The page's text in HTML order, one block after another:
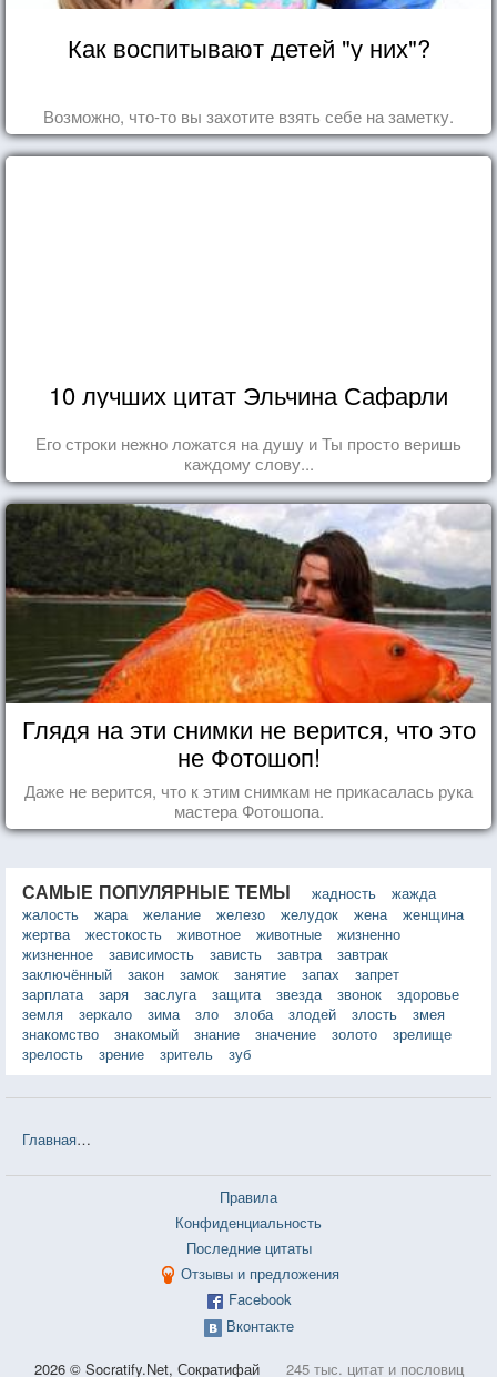
Как воспитывают детей "у них"?
Возможно, что-то вы захотите взять себе на заметку.
10 лучших цитат Эльчина Сафарли
Его строки нежно ложатся на душу и Ты просто веришь
каждому слову...
Глядя на эти снимки не верится, что это
не Фотошоп!
Даже не верится, что к этим снимкам не прикасалась рука
мастера Фотошопа.
САМЫЕ ПОПУЛЯРНЫЕ ТЕМЫ жадность
жажда
жалость
жара желание железо желудок жена
женщина
жертва
жестокость животное животные
жизненно
жизненное
зависимость зависть завтра
завтрак
заключённый
закон замок занятие запах
запрет
зарплата
заря заслуга защита звезда звонок
здоровье
земля
зеркало зима зло злоба злодей злость
змея
знакомство
знакомый знание значение золото
зрелище
зрелость
зрение зритель зуб
Главная
Правила
Конфиденциальность
Последние цитаты
Отзывы и предложения
Facebook
Вконтакте
2026 © Socratify.Net, Сократифай 245 тыс. цитат и пословиц